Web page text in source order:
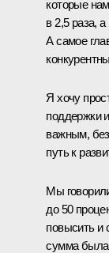
которые
в 2,5 раза,
А самое
Я хочу
поддержки
важным, без
путь к
Мы
до 50
повысить и
сумма была